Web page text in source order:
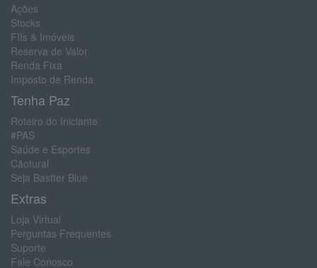
Ações
Stocks
FIIs & Imóveis
Reserva de Valor
Renda Fixa
Imposto de Renda
Tenha Paz
Roteiro do Iniciante
#PAS
Saúde e Esportes
Cãotural
Seja Bastter Blue
Extras
Loja Virtual
Perguntas Frequentes
Suporte
Fale Conosco